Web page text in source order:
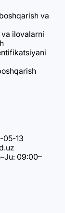
va
ilovalarni
05-13
09:00–